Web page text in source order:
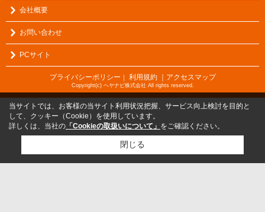
会社概要
お問い合わせ
PCサイト
プライバシーポリシー 利用規約 ｜アクセスマップ
Copyright(c) ヘヤナビ株式会社 All rights reserved.
当サイトでは、お客様の当サイト利用状況把握、サービス向上検討を目的と
して、クッキー（Cookie）を使用しています。
詳しくは、当社の 「Cookieの取扱いについて」 をご確認ください。
閉じる